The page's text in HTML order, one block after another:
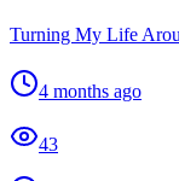
Turning My Life
4 months ago
43